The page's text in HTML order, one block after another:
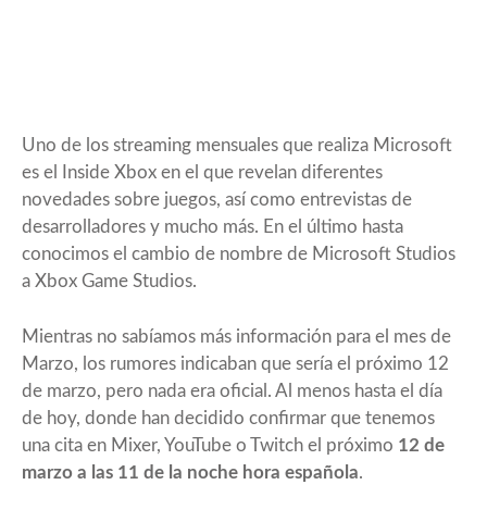
Uno de los streaming mensuales que realiza Microsoft
es el Inside Xbox en el que revelan diferentes
novedades sobre juegos, así como entrevistas de
desarrolladores y mucho más. En el último hasta
conocimos el cambio de nombre de Microsoft Studios
a Xbox Game Studios.
Mientras no sabíamos más información para el mes de
Marzo, los rumores indicaban que sería el próximo 12
de marzo, pero nada era oficial. Al menos hasta el día
de hoy, donde han decidido confirmar que tenemos
una cita en Mixer, YouTube o Twitch el próximo 12 de
marzo a las 11 de la noche hora española.